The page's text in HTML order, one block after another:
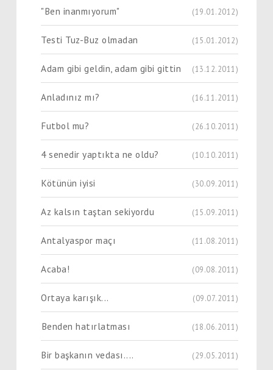
"Ben inanmıyorum" (19.01.2012)
Testi Tuz-Buz olmadan (15.01.2012)
Adam gibi geldin, adam gibi gittin (13.12.2011)
Anladınız mı? (16.11.2011)
Futbol mu? (26.10.2011)
4 senedir yaptıkta ne oldu? (10.10.2011)
Kötünün iyisi (30.09.2011)
Az kalsın taştan sekiyordu (15.09.2011)
Antalyaspor maçı (11.08.2011)
Acaba! (09.08.2011)
Ortaya karışık... (09.07.2011)
Benden hatırlatması (18.06.2011)
Bir başkanın vedası.... (29.05.2011)